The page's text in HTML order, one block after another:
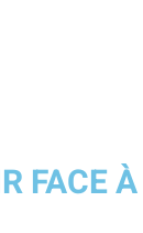
FACE